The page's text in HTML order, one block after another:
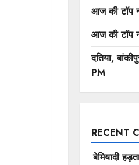
आज की टॉप
आज की टॉप
दतिया,
PM
RECENT
बेमियादी